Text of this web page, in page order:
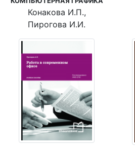
Конакова И.П.,
Пирогова И.И.